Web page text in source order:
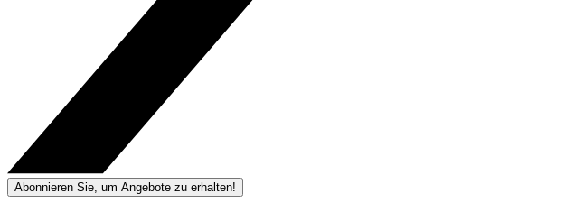
Abonnieren Sie, um Angebote zu erhalten!